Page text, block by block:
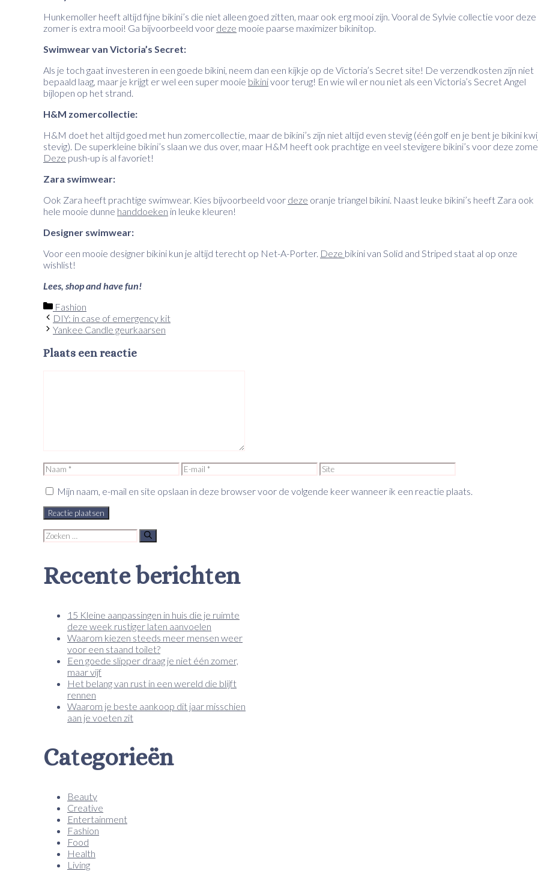
Hunkemoller heeft altijd fijne bikini’s die niet alleen goed zitten, maar ook erg mooi zijn. Vooral de Sylvie collectie voor deze
zomer is extra mooi! Ga bijvoorbeeld voor deze mooie paarse maximizer bikinitop.
Swimwear van Victoria’s Secret:
Als je toch gaat investeren in een goede bikini, neem dan een kijkje op de Victoria’s Secret site! De verzendkosten zijn niet
bepaald laag, maar je krijgt er wel een super mooie bikinivoor terug! En wie wil er nou niet als een Victoria’s Secret Angel
bijlopen op het strand.
H&M zomercollectie:
H&M doet het altijd goed met hun zomercollectie, maar de bikini’s zijn niet altijd even stevig (één golf en je bent je bikini
stevig). De superkleine bikini’s slaan we dus over, maar H&M heeft ook prachtige en veel stevigere bikini’s voor deze
Deze push-up is al favoriet!
Zara swimwear:
Ook Zara heeft prachtige swimwear. Kies bijvoorbeeld voor deze oranje triangel bikini. Naast leuke bikini’s heeft Zara ook
hele mooie dunne handdoeken in leuke kleuren!
Designer swimwear:
Voor een mooie designer bikini kun je altijd terecht op Net-A-Porter. Deze bikini van Solid and Striped staat al op onze
wishlist!
Lees, shop and have fun!
Categorieën
Fashion
DIY: in case of emergency kit
Yankee Candle geurkaarsen
Plaats een reactie
Naam
E-
mail
Site
Mijn naam, e-mail en site opslaan in deze browser voor de volgende keer wanneer ik een reactie plaats.
Zoek
naar:
Recente berichten
15 Kleine aanpassingen in huis die je ruimte
deze week rustiger laten aanvoelen
Waarom kiezen steeds meer mensen weer
voor een staand toilet?
Een goede slipper draag je niet één zomer,
maar vijf
Het belang van rust in een wereld die blijft
rennen
Waarom je beste aankoop dit jaar misschien
aan je voeten zit
Categorieën
Beauty
Creative
Entertainment
Fashion
Food
Health
Living